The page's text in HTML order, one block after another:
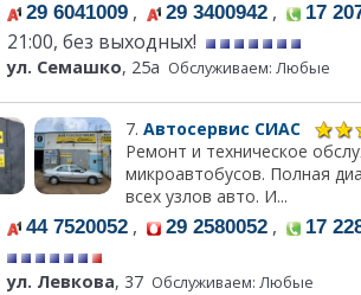
29 6041009 , 29 3400942 , 17
21:00, без выходных!
ул. Семашко, 25а Обслуживаем: Любые
7. Автосервис СИАС
Ремонт и техническое
микроавтобусов. Полная
всех узлов авто. И...
44 7520052 , 29 2580052 , 17
ул. Левкова, 37 Обслуживаем: Любые